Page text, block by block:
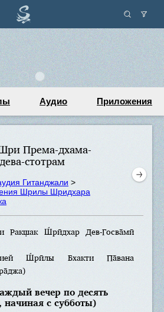
Аудио Приложения
Према-дхама-
дева-стотрам
Гитанджали >
Шрилы Шридхара
Ракш̣ак Ш́рӣдхар Дев-Госва̄мӣ
Ш́рӣлы Бхакти Па̄вана
вечер по десять
начиная с субботы)